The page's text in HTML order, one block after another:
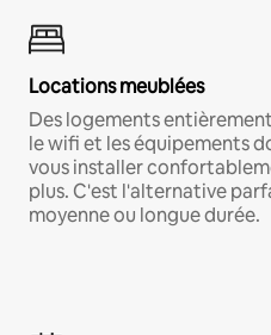
Locations meublées
Des logements
le wifi et les équipements
vous installer
plus. C'est l'alternative
moyenne ou longue durée.